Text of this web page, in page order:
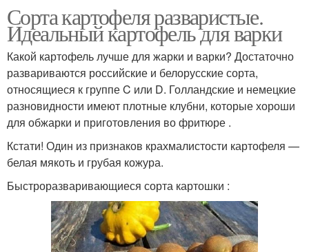
Сорта картофеля разваристые.
Идеальный картофель для варки
Какой картофель лучше для жарки и варки? Достаточно
развариваются российские и белорусские сорта,
относящиеся к группе C или D. Голландские и немецкие
разновидности имеют плотные клубни, которые хороши
для обжарки и приготовления во фритюре .
Кстати! Один из признаков крахмалистости картофеля —
белая мякоть и грубая кожура.
Быстроразваривающиеся сорта картошки :